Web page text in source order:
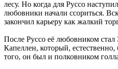
лесу. Но когда для Руссо
любовники начали ссориться.
закончил карьеру как жалкий
После Руссо её любовником
Капеллен, который,
того, он был и полковником